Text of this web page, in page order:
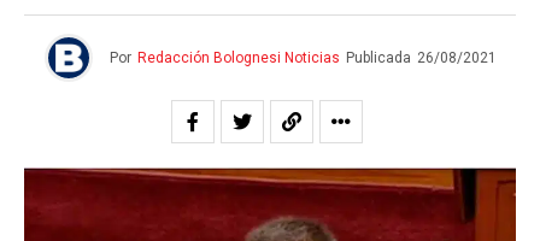
Por Redacción Bolognesi Noticias Publicada 26/08/2021